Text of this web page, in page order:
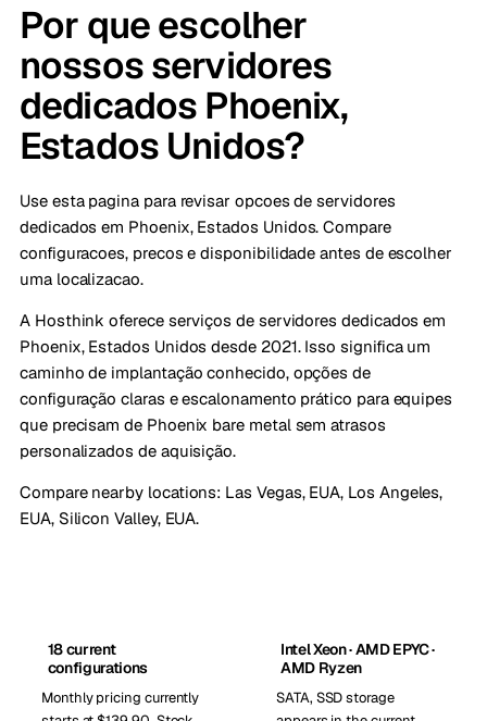
Por que escolher
nossos servidores
dedicados Phoenix,
Estados Unidos?
Use esta pagina para revisar opcoes de servidores
dedicados em Phoenix, Estados Unidos. Compare
configuracoes, precos e disponibilidade antes de escolher
uma localizacao.
A Hosthink oferece serviços de servidores dedicados em
Phoenix, Estados Unidos desde 2021. Isso significa um
caminho de implantação conhecido, opções de
configuração claras e escalonamento prático para equipes
que precisam de Phoenix bare metal sem atrasos
personalizados de aquisição.
Compare nearby locations: Las Vegas, EUA, Los Angeles,
EUA, Silicon Valley, EUA.
18 current
configurations
Monthly pricing currently
Intel Xeon · AMD EPYC ·
AMD Ryzen
SATA, SSD storage